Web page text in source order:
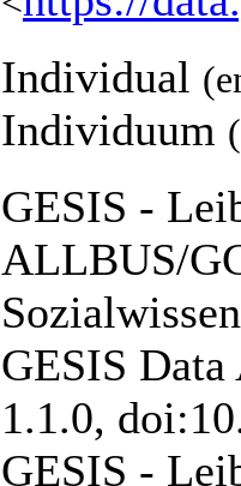
Individual
Individuum
GESIS -
ALLBUS/
GESIS
1.1.0,
GESIS -